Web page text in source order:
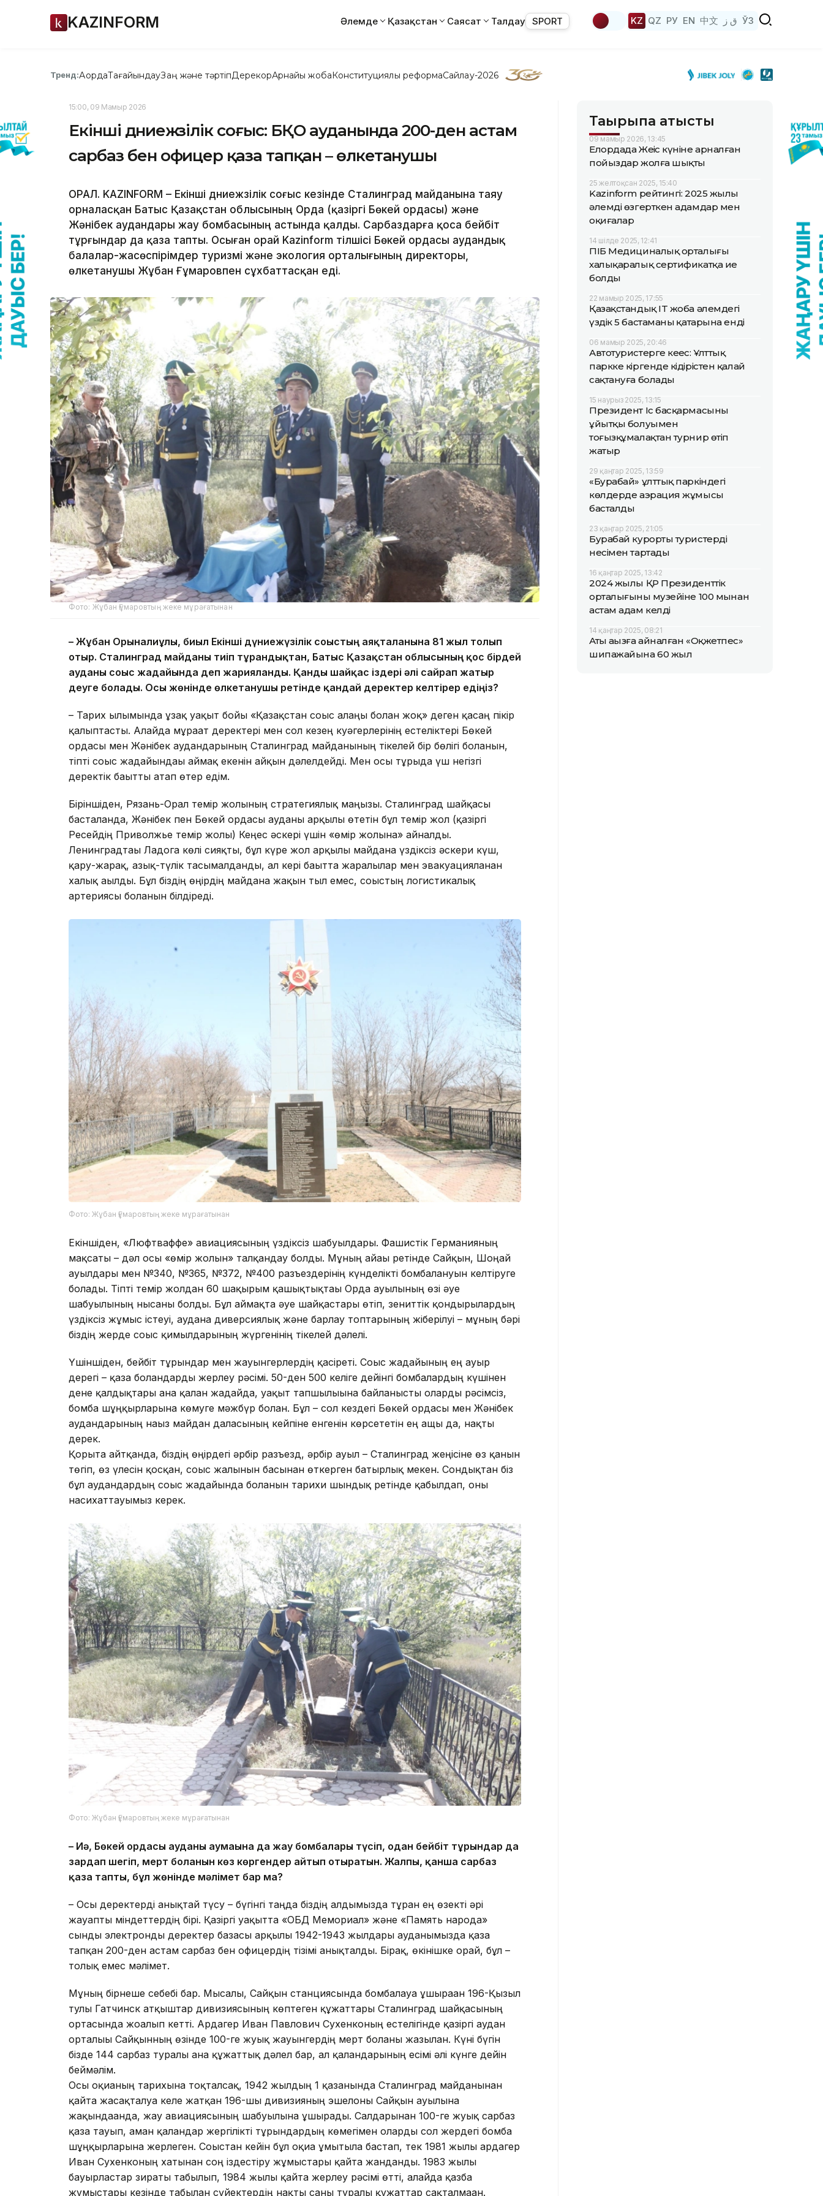
KAZINFORM Әлемде Қазақстан Саясат Талдау SPORT KZ QZ РУ EN 中文 ق ز ЎЗ
Тренд:АқордаТағайындауЗаң және тәртіпДерекқорАрнайы жобаКонституциялық реформаСайлау-2026
15:00, 09 Мамыр 2026
Екінші дүниежүзілік соғыс: БҚО ауданында 200-ден астам
сарбаз бен офицер қаза тапқан – өлкетанушы
ОРАЛ. KAZINFORM – Екінші дүниежүзілік соғыс кезінде Сталинград майданына таяу
орналасқан Батыс Қазақстан облысының Орда (қазіргі Бөкей ордасы) және
Жәнібек аудандары жау бомбасының астында қалды. Сарбаздарға қоса бейбіт
тұрғындар да қаза тапты. Осыған орай Kazinform тілшісі Бөкей ордасы аудандық
балалар-жасөспірімдер туризмі және экология орталығының директоры,
өлкетанушы Жұбан Ғұмаровпен сұхбаттасқан еді.
Фото: Жұбан Ғұмаровтың жеке мұрағатынан
– Жұбан Орынғалиұлы, биыл Екінші дүниежүзілік соғыстың аяқталғанына 81 жыл толып
отыр. Сталинград майданы тиіп тұрғандықтан, Батыс Қазақстан облысының қос бірдей
ауданы соғыс жағдайында деп жарияланды. Қанды шайқас іздері әлі сайрап жатыр
деуге болады. Осы жөнінде өлкетанушы ретінде қандай деректер келтірер едіңіз?
– Тарих ғылымында ұзақ уақыт бойы «Қазақстан соғыс алаңы болған жоқ» деген қасаң пікір
қалыптасты. Алайда мұрағат деректері мен сол кезең куәгерлерінің естеліктері Бөкей
ордасы мен Жәнібек аудандарының Сталинград майданының тікелей бір бөлігі болғанын,
тіпті соғыс жағдайындағы аймақ екенін айқын дәлелдейді. Мен осы тұрғыда үш негізгі
деректік бағытты атап өтер едім.
Біріншіден, Рязань-Орал темір жолының стратегиялық маңызы. Сталинград шайқасы
басталғанда, Жәнібек пен Бөкей ордасы ауданы арқылы өтетін бұл темір жол (қазіргі
Ресейдің Приволжье темір жолы) Кеңес әскері үшін «өмір жолына» айналды.
Ленинградтағы Ладога көлі сияқты, бұл күре жол арқылы майданға үздіксіз әскери күш,
қару-жарақ, азық-түлік тасымалданды, ал кері бағытта жаралылар мен эвакуацияланған
халық ағылды. Бұл біздің өңірдің майданға жақын тыл емес, соғыстың логистикалық
артериясы болғанын білдіреді.
Фото: Жұбан Ғұмаровтың жеке мұрағатынан
Екіншіден, «Люфтваффе» авиациясының үздіксіз шабуылдары. Фашистік Германияның
мақсаты – дәл осы «өмір жолын» талқандау болды. Мұның айғағы ретінде Сайқын, Шоңай
ауылдары мен №340, №365, №372, №400 разъездерінің күнделікті бомбалануын келтіруге
болады. Тіпті темір жолдан 60 шақырым қашықтықтағы Орда ауылының өзі әуе
шабуылының нысаны болды. Бұл аймақта әуе шайқастары өтіп, зениттік қондырғылардың
үздіксіз жұмыс істеуі, ауданға диверсиялық және барлау топтарының жіберілуі – мұның бәрі
біздің жерде соғыс қимылдарының жүргенінің тікелей дәлелі.
Үшіншіден, бейбіт тұрғындар мен жауынгерлердің қасіреті. Соғыс жағдайының ең ауыр
дерегі – қаза болғандарды жерлеу рәсімі. 50-ден 500 келіге дейінгі бомбалардың күшінен
дене қалдықтары ғана қалған жағдайда, уақыт тапшылығына байланысты оларды рәсімсіз,
бомба шұңқырларына көмуге мәжбүр болған. Бұл – сол кездегі Бөкей ордасы мен Жәнібек
аудандарының нағыз майдан даласының кейпіне енгенін көрсететін ең ащы да, нақты
дерек.
Қорыта айтқанда, біздің өңірдегі әрбір разъезд, әрбір ауыл – Сталинград жеңісіне өз қанын
төгіп, өз үлесін қосқан, соғыс жалынын басынан өткерген батырлық мекен. Сондықтан біз
бұл аудандардың соғыс жағдайында болғанын тарихи шындық ретінде қабылдап, оны
насихаттауымыз керек.
Фото: Жұбан Ғұмаровтың жеке мұрағатынан
– Иә, Бөкей ордасы ауданы аумағына да жау бомбалары түсіп, одан бейбіт тұрғындар да
зардап шегіп, мерт болғанын көз көргендер айтып отыратын. Жалпы, қанша сарбаз
қаза тапты, бұл жөнінде мәлімет бар ма?
– Осы деректерді анықтай түсу – бүгінгі таңда біздің алдымызда тұрған ең өзекті әрі
жауапты міндеттердің бірі. Қазіргі уақытта «ОБД Мемориал» және «Память народа»
сынды электронды деректер базасы арқылы 1942-1943 жылдары ауданымызда қаза
тапқан 200-ден астам сарбаз бен офицердің тізімі анықталды. Бірақ, өкінішке орай, бұл –
толық емес мәлімет.
Мұның бірнеше себебі бар. Мысалы, Сайқын станциясында бомбалауға ұшыраған 196-Қызыл
тулы Гатчинск атқыштар дивизиясының көптеген құжаттары Сталинград шайқасының
ортасында жоғалып кетті. Ардагер Иван Павлович Сухенконың естелігінде қазіргі аудан
орталығы Сайқынның өзінде 100-ге жуық жауынгердің мерт болғаны жазылған. Күні бүгін
бізде 144 сарбаз туралы ғана құжаттық дәлел бар, ал қалғандарының есімі әлі күнге дейін
беймәлім.
Осы оқиғаның тарихына тоқталсақ, 1942 жылдың 1 қазанында Сталинград майданынан
қайта жасақталуға келе жатқан 196-шы дивизияның эшелоны Сайқын ауылына
жақындағанда, жау авиациясының шабуылына ұшырады. Салдарынан 100-ге жуық сарбаз
қаза тауып, аман қалғандар жергілікті тұрғындардың көмегімен оларды сол жердегі бомба
шұңқырларына жерлеген. Соғыстан кейін бұл оқиға ұмытыла бастап, тек 1981 жылы ардагер
Иван Сухенконың хатынан соң іздестіру жұмыстары қайта жанданды. 1983 жылы
бауырластар зираты табылып, 1984 жылы қайта жерлеу рәсімі өтті, алайда қазба
жұмыстары кезінде табылған сүйектердің нақты саны туралы құжаттар сақталмаған.
Тақырыпқа қатысты
09 мамыр 2026, 13:45
Елордада Жеңіс күніне арналған
пойыздар жолға шықты
25 желтоқсан 2025, 15:40
Kazinform рейтингі: 2025 жылы
әлемді өзгерткен адамдар мен
оқиғалар
14 шілде 2025, 12:41
ПІБ Медициналық орталығы
халықаралық сертификатқа ие
болды
22 мамыр 2025, 17:55
Қазақстандық IT жоба әлемдегі
үздік 5 бастаманың қатарына енді
06 мамыр 2025, 20:46
Автотуристерге кеңес: Ұлттық
паркке кіргенде кідірістен қалай
сақтануға болады
15 наурыз 2025, 13:15
Президент Іс басқармасының
ұйытқы болуымен
тоғызқұмалақтан турнир өтіп
жатыр
29 қаңтар 2025, 13:59
«Бурабай» ұлттық паркіндегі
көлдерде аэрация жұмысы
басталды
23 қаңтар 2025, 21:05
Бурабай курорты туристерді
несімен тартады
16 қаңтар 2025, 13:42
2024 жылы ҚР Президенттік
орталығының музейіне 100 мыңнан
астам адам келді
14 қаңтар 2025, 08:21
Аты аңызға айналған «Оқжетпес»
шипажайына 60 жыл